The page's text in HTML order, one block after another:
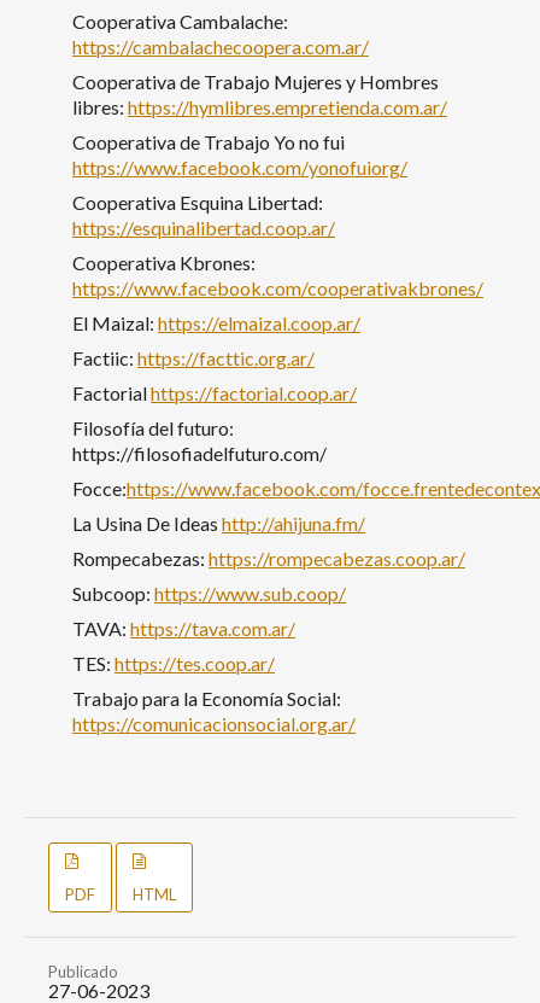
Cooperativa Cambalache:
https://cambalachecoopera.com.ar/
Cooperativa de Trabajo Mujeres y Hombres
libres: https://hymlibres.empretienda.com.ar/
Cooperativa de Trabajo Yo no fui
https://www.facebook.com/yonofuiorg/
Cooperativa Esquina Libertad:
https://esquinalibertad.coop.ar/
Cooperativa Kbrones:
https://www.facebook.com/cooperativakbrones/
El Maizal: https://elmaizal.coop.ar/
Factiic: https://facttic.org.ar/
Factorialhttps://factorial.coop.ar/
Filosofía del futuro:
https://filosofiadelfuturo.com/
Focce:https://www.facebook.com/
La Usina De Ideas http://ahijuna.fm/
Rompecabezas: https://rompecabezas.coop.ar/
Subcoop: https://www.sub.coop/
TAVA: https://tava.com.ar/
TES: https://tes.coop.ar/
Trabajo para la Economía Social:
https://comunicacionsocial.org.ar/
PDF HTML
Publicado
27-06-2023